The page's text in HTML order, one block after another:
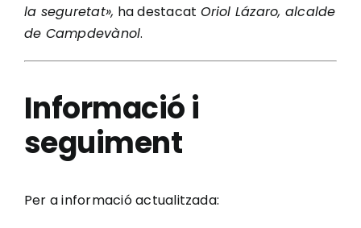
la seguretat», ha destacat Oriol Lázaro, alcalde
de Campdevànol.
Informació i
seguiment
Per a informació actualitzada: